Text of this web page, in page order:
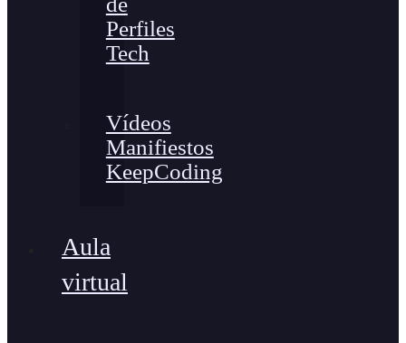
Perfiles
Tech
Vídeos
Manifiestos
KeepCoding
Aula
virtual